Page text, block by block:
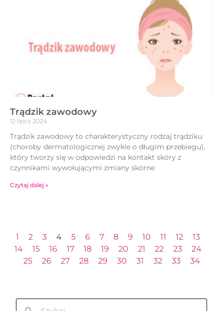
Trądzik zawodowy
12 lipca 2024
Trądzik zawodowy to charakterystyczny rodzaj trądziku
(choroby dermatologicznej zwykle o długim przebiegu),
który tworzy się w odpowiedzi na kontakt skóry z
czynnikami wywołującymi zmiany skórne
Czytaj dalej »
1 2 3 4 5 6 7 8 9 10 11 12
13
14
15 16 17 18 19 20 21 22 23
24
25
26 27 28 29 30 31 32 33 34